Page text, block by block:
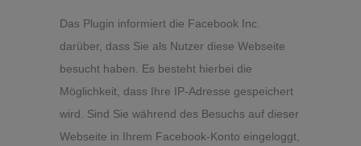
Das Plugin informiert die Facebook Inc.
darüber, dass Sie als Nutzer diese Webseite
besucht haben. Es besteht hierbei die
Möglichkeit, dass Ihre IP-Adresse gespeichert
wird. Sind Sie während des Besuchs auf dieser
Webseite in Ihrem Facebook-Konto eingeloggt,